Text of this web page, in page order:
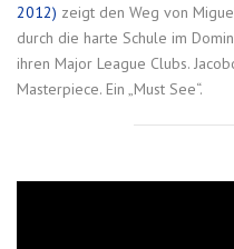
2012) zeigt den Weg von
durch die harte Schule im
ihren Major League Clubs.
Masterpiece. Ein „Must See“.